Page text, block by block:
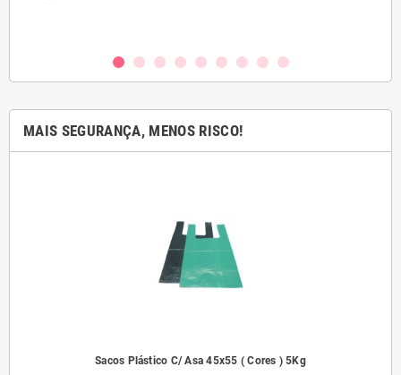
MAIS SEGURANÇA, MENOS RISCO!
Sacos Plástico C/ Asa 45x55 ( Cores ) 5Kg